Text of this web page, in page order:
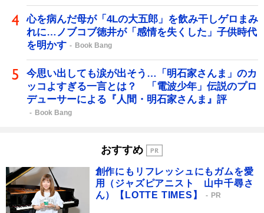
心を病んだ母が「4Lの大五郎」を飲み干しゲロまみ
れに…ノブコブ徳井が「感情を失くした」子供時代
を明かす
Book Bang
今思い出しても涙が出そう…「明石家さんま」のカ
ッコよすぎる一言とは？ 「電波少年」伝説のプロ
デューサーによる『人間・明石家さんま』評
Book Bang
おすすめ
創作にもリフレッシュにもガムを愛
用（ジャズピアニスト 山中千尋さ
ん）【LOTTE TIMES】
PR